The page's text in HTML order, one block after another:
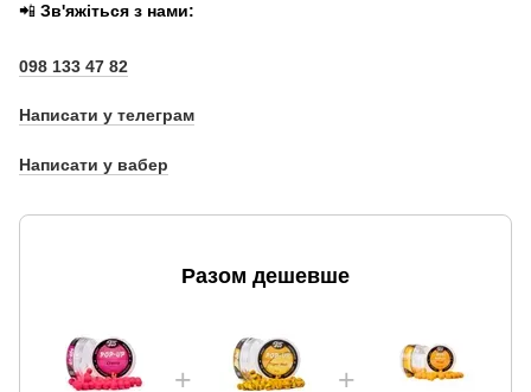
📲 Зв'яжіться з нами:
098 133 47 82
Написати у телеграм
Написати у вабер
Разом дешевше